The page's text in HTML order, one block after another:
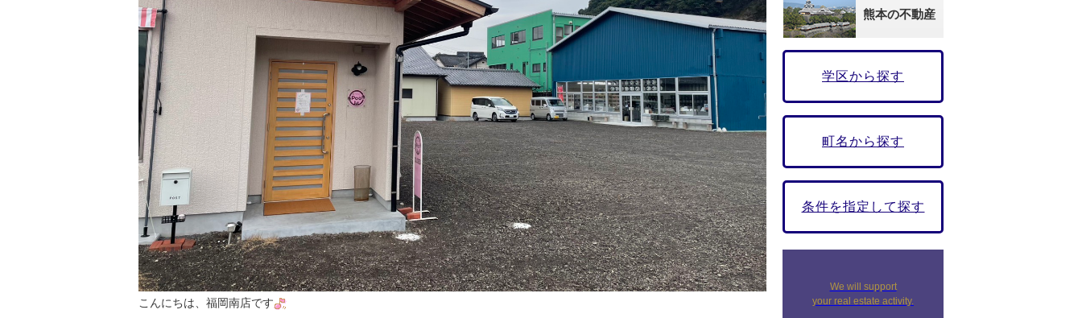
こんにちは、福岡南店です
熊本の不動産
学区から探す
町名から探す
条件を指定して探す
We will support
your real estate activity.